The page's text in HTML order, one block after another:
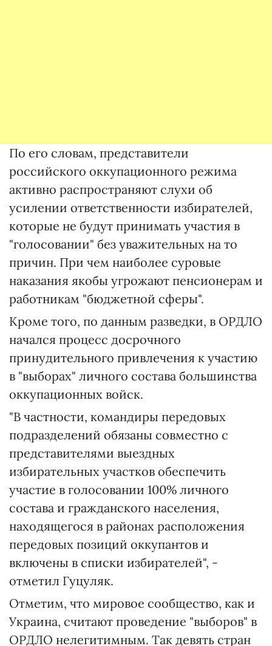
По его словам, представители
российского оккупационного режима
активно распространяют слухи об
усилении ответственности избирателей,
которые не будут принимать участия в
"голосовании" без уважительных на то
причин. При чем наиболее суровые
наказания якобы угрожают пенсионерам и
работникам "бюджетной сферы".
Кроме того, по данным разведки, в ОРДЛО
начался процесс досрочного
принудительного привлечения к участию
в "выборах" личного состава большинства
оккупационных войск.
"В частности, командиры передовых
подразделений обязаны совместно с
представителями выездных
избирательных участков обеспечить
участие в голосовании 100% личного
состава и гражданского населения,
находящегося в районах расположения
передовых позиций оккупантов и
включены в списки избирателей", -
отметил Гуцуляк.
Отметим, что мировое сообщество, как и
Украина, считают проведение "выборов" в
ОРДЛО нелегитимным. Так девять стран